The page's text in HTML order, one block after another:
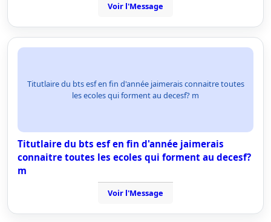
Voir l'Message
Titutlaire du bts esf en fin d'année jaimerais connaitre toutes
les ecoles qui forment au decesf? m
Titutlaire du bts esf en fin d'année jaimerais
connaitre toutes les ecoles qui forment au decesf?
m
Voir l'Message